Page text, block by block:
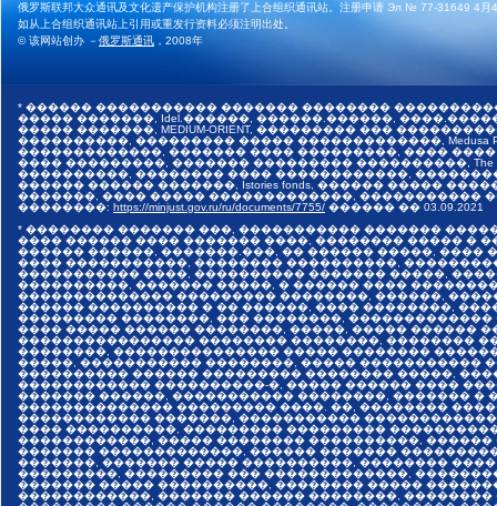
俄罗斯联邦大众通讯及文化遗产保护机构注册了上合组织通讯站。注册申请 Эл № 77-31649 4月
如从上合组织通讯站上引用或重发行资料必须注明出处。
© 该网站创办 －俄罗斯通讯 ，2008年
* ������ ����������� ������� ��������
����� �������, Idel.������, ������.������,
����� �������, MEDIUM-ORIENT, ��������� ���
����������, ��������� ����� �������������, Medusa
�������������, ������� ���� ���������, ����
���� ���������, ������� ��������� ����������,
����������, �������� ���� ������������,
������ ������ �������, Istories fonds, ������ �����
�������, ���� ����� �������������, �����������
��������: https://minjust.gov.ru/ru/documents/7755/ ������ �� 03.09.2021
* �������� ������� ���, ����������� �������
���� ������ ���� ������� ����, �������� ����� �
������ ������, �������.���, �� ������ �����,
���� �����������, �������� ����������,
����������� ����, ���������� ������� �����,
����������, ������� �����, � ������ ����
�������������� ��������� ��������, ������,
������ ���������� � �� ������, ���� ��������,
��������� ��������, ��� ��������,
���� ����� ������ ��������, �����, ����� ������
���������������� �������� ��������, ��������
��������, ��������������� ����� ��������
�����, ����������� ��������, ����� �����������
���������� ������ ��������� �������� �����,
������������ ����������-�, ����� ������ ����
������� ������, ����������� ��������, �������
�������������� ��������� ����. ��, ��������
������������ �������, �����������
���� ����������, ��������� ���������
������������, ����� �������� ����������,
������� �������������, ������ �������
�������, ������� ����� ����������, ��������
���������, ��������� ��� �������������,
������� ����� ����������, �������� �����
������������, ������� ������ ��������,